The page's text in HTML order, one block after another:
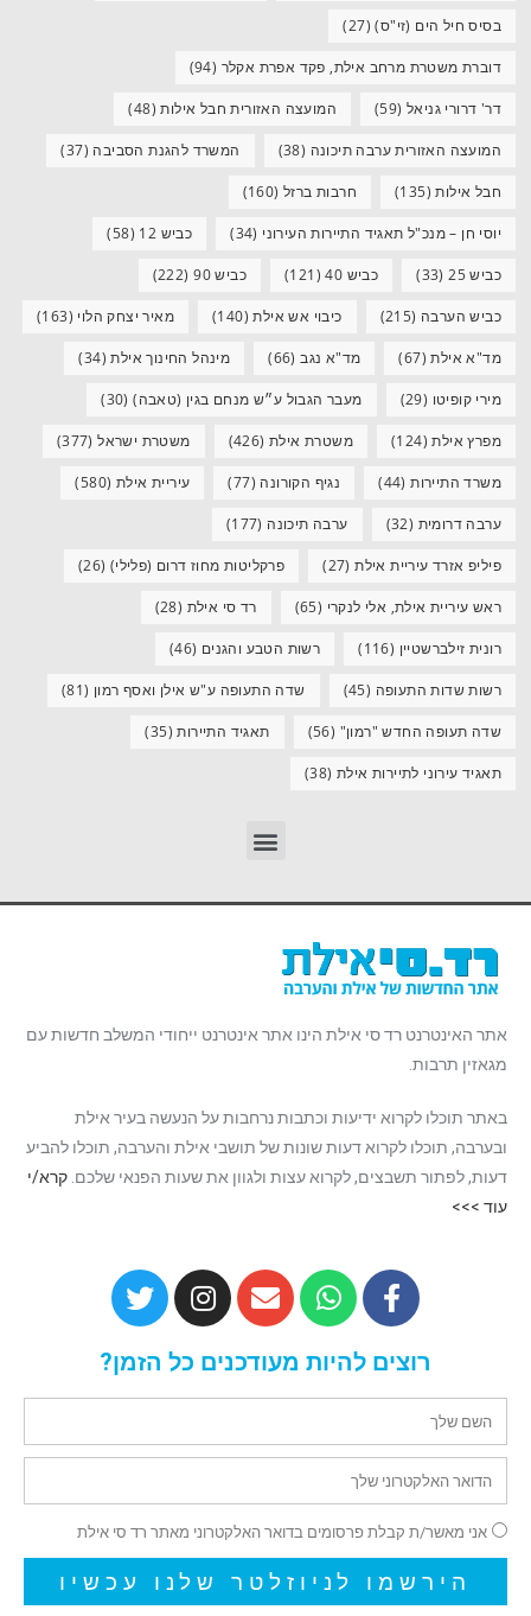
בסיס חיל הים (זי"ס)(27)
דוברת משטרת מרחב אילת, פקד אפרת אקלר (94)
דר' דרורי גניאל (59) המועצה האזורית חבל אילות(48)
המועצה האזורית ערבה תיכונה (38) המשרד להגנת הסביבה (37)
חבל אילות(135) חרבות ברזל (160)
יוסי חן – מנכ"ל תאגיד התיירות העירוני (34) כביש 12 (58)
כביש 25 (33) כביש 40 (121) כביש 90 (222)
כביש הערבה (215) כיבוי אש אילת(140) מאיר יצחק הלוי (163)
מד"א אילת(67) מד"א נגב(66) מינהל החינוך אילת(34)
מירי קופיטו (29) מעבר הגבול ע״ש מנחם בגין (טאבה)(30)
מפרץ אילת(124) משטרת אילת (426) משטרת ישראל(377)
משרד התיירות(44) נגיף הקורונה (77) עיריית אילת (580)
ערבה דרומית (32) ערבה תיכונה (177)
פיליפ אזרד עיריית אילת(27) פרקליטות מחוז דרום (פלילי) (26)
ראש עיריית אילת, אלי לנקרי (65) רד סי אילת (28)
רונית זילברשטיין (116) רשות הטבע והגנים (46)
רשות שדות התעופה (45) שדה התעופה ע"ש אילן ואסף רמון (81)
שדה תעופה החדש "רמון" (56) תאגיד התיירות(35)
תאגיד עירוני לתיירות אילת (38)
אתר האינטרנט רד סי אילת הינו אתר אינטרנט ייחודי המשלב חדשות עם
מגאזין תרבות.
באתר תוכלו לקרוא ידיעות וכתבות נרחבות על הנעשה בעיר אילת
ובערבה, תוכלו לקרוא דעות שונות של תושבי אילת והערבה, תוכלו להביע
דעות, לפתור תשבצים, לקרוא עצות ולגוון את שעות הפנאי שלכם. קרא/י
עוד >>>
רוצים להיות מעודכנים כל הזמן?
אני מאשר/ת קבלת פרסומים בדואר האלקטרוני מאתר רד סי אילת
הירשמו לניוזלטר שלנו עכשיו